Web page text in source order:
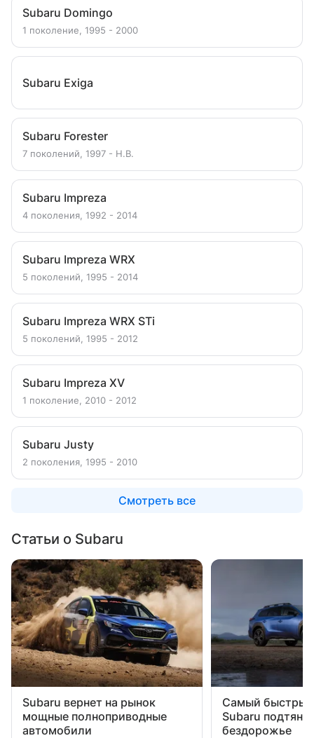
Subaru Domingo
1 поколение, 1995 - 2000
Subaru Exiga
Subaru Forester
7 поколений, 1997 - Н.В.
Subaru Impreza
4 поколения, 1992 - 2014
Subaru Impreza WRX
5 поколений, 1995 - 2014
Subaru Impreza WRX STi
5 поколений, 1995 - 2012
Subaru Impreza XV
1 поколение, 2010 - 2012
Subaru Justy
2 поколения, 1995 - 2010
Смотреть все
Статьи о Subaru
Subaru вернет на рынок
мощные полноприводные
автомобили
Самый быстрый
Subaru
бездорожье